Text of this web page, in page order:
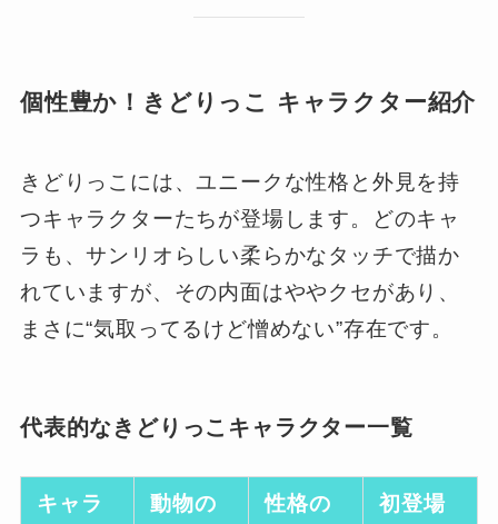
個性豊か！きどりっこ キャラクター紹介
きどりっこには、ユニークな性格と外見を持
つキャラクターたちが登場します。どのキャ
ラも、サンリオらしい柔らかなタッチで描か
れていますが、その内面はややクセがあり、
まさに“気取ってるけど憎めない”存在です。
代表的なきどりっこキャラクター一覧
キャラ
動物の
性格の
初登場